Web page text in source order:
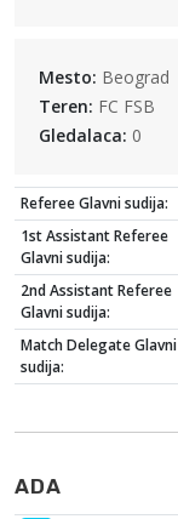
Mesto: Beograd
Teren: FC FSB
Gledalaca: 0
Referee Glavni sudija:
1st Assistant Referee
Glavni sudija:
2nd Assistant Referee
Glavni sudija:
Match Delegate Glavni
sudija:
ADA